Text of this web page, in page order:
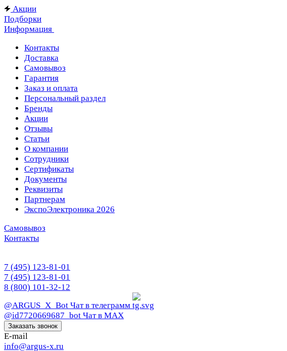
Акции
Подборки
Информация
Контакты
Доставка
Самовывоз
Гарантия
Заказ и оплата
Персональный раздел
Бренды
Акции
Отзывы
Статьи
О компании
Сотрудники
Сертификаты
Документы
Реквизиты
Партнерам
ЭкспоЭлектроника 2026
Самовывоз
Контакты
7 (495) 123-81-01
7 (495) 123-81-01
8 (800) 101-32-12
@ARGUS_X_Bot Чат в телеграмм
@id7720669687_bot Чат в МАХ
Заказать звонок
E-mail
info@argus-x.ru